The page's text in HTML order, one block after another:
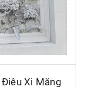
Xi Măng